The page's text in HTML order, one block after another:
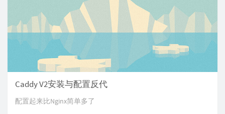
Caddy V2安装与配置反代
配置起来比Nginx简单多了